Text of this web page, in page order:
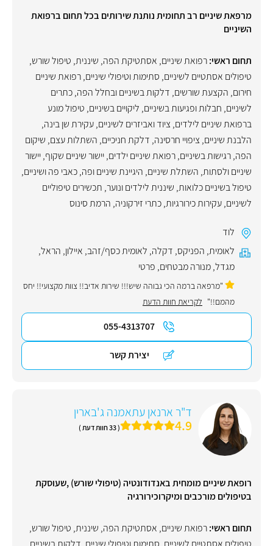
מרפאת שיניים רב תחומית נותנת שירותים בכל תחום ברפואת
השיניים
תחום ראשי:רפואת שיניים, אסתטיקת הפה, שיננית, טיפול שורש,
טיפולים אסתטיים לשיניים, סתימות וטיפולי שיניים,רפואת שיניים
חירום, הקצעת שורשים, דלקות בשיניים ובחלל הפה,כתרים
לשיניים, חבלות ופגיעות בשיניים, ליקויים בשיניים, טיפול מונע
ברפואת שיניים לילדים, ציוד ואביזרים לשיניים,עקירת שן בינה,
הלבנת שיניים, ציפויי חרסינה, דלקת חניכיים, השתלות עצם, שיקום
הפה,רגישות בשיניים,רפואת שיניים ילדים,יישור שיניים שקוף,יישור
שיניים ולסתות, השתלת שיניים, היגיינת שיניים ופה,כאבי פה ושיניים,
טיפול בשיניים כלואות, שיננית לילדים ונוער, תכשירים טיפוליים
לשיניים,עקירות כירורגיות,כתרי זירקוניה, הרמת סינוס
לוד
לאומית, הפניקס, דקלה, לאומית כסף/זהב, איילון, הראל,
מגדל,מנורה מבטחים, פרטי
"מרפאה ברמה הכי גבוהה שיש!!! שירות אדיב!! צוות מקצועי!! יחס
מהמם!!" לקריאת חוות הדעת
055-4313707
יצירת קשר
ד"ר ארנאן עתאמנה ג'בארין
4.9 ( 33 חוות דעת )
רופאת שיניים מומחית באנדודונטיה (טיפולי שורש) ,שעוסקת
בטיפולים מורכבים ומיקרוכירורגיה
תחום ראשי:רפואת שיניים, אסתטיקת הפה, שיננית, טיפול שורש,